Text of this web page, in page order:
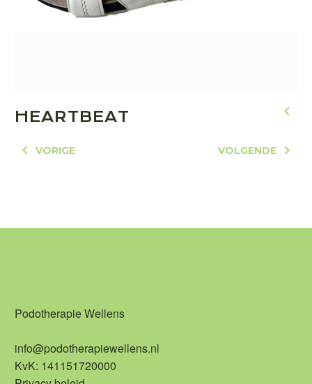
HEARTBEAT
VORIGE VOLGENDE
Podotherapie Wellens
info@podotherapiewellens.nl
KvK: 141151720000